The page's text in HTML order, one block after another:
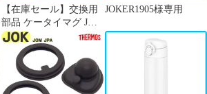
【在庫セール】交換用
部品 ケータイマグ JOK
せんユニット 飲み口・
パッキンセット付き サ
ーモス ホワイト WH)
食洗機対応
JOKER1905様専用